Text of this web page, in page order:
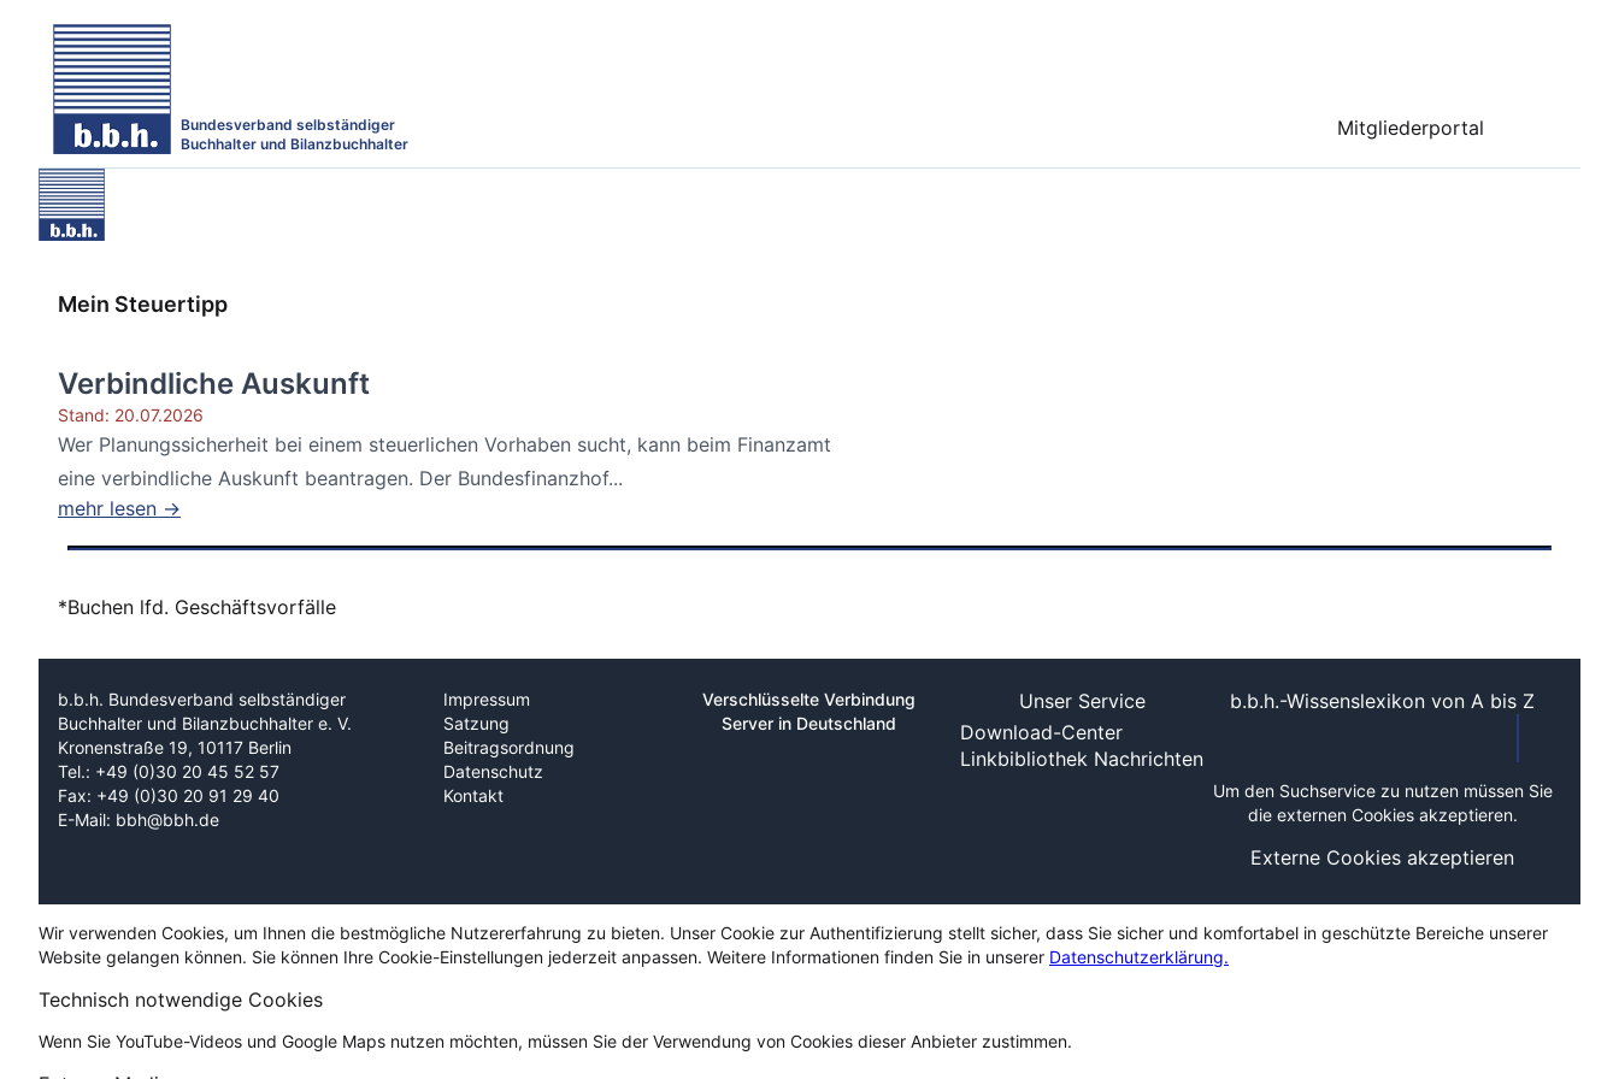
Bundesverband selbständiger
Buchhalter und Bilanzbuchhalter
Mitgliederportal
Mein Steuertipp
Verbindliche Auskunft
Stand: 20.07.2026
Wer Planungssicherheit bei einem steuerlichen Vorhaben sucht, kann beim Finanzamt
eine verbindliche Auskunft beantragen. Der Bundesfinanzhof...
mehr lesen →
*Buchen lfd. Geschäftsvorfälle
b.b.h. Bundesverband selbständiger
Buchhalter und Bilanzbuchhalter e. V.
Kronenstraße 19, 10117 Berlin
Tel.: +49 (0)30 20 45 52 57
Fax: +49 (0)30 20 91 29 40
E-Mail: bbh@bbh.de
Impressum
Satzung
Beitragsordnung
Datenschutz
Kontakt
Verschlüsselte Verbindung
Server in Deutschland
Unser Service
Download-Center
Linkbibliothek Nachrichten
b.b.h.-Wissenslexikon von A bis Z
Um den Suchservice zu nutzen müssen Sie
die externen Cookies akzeptieren.
Externe Cookies akzeptieren
Wir verwenden Cookies, um Ihnen die bestmögliche Nutzererfahrung zu bieten. Unser Cookie zur Authentifizierung stellt sicher, dass Sie sicher und komfortabel in geschützte Bereiche unserer
Website gelangen können. Sie können Ihre Cookie-Einstellungen jederzeit anpassen. Weitere Informationen finden Sie in unserer Datenschutzerklärung.
Technisch notwendige Cookies
Wenn Sie YouTube-Videos und Google Maps nutzen möchten, müssen Sie der Verwendung von Cookies dieser Anbieter zustimmen.